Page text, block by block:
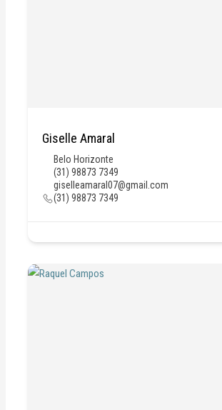
Giselle Amaral
Belo Horizonte
(31) 98873 7349
giselleamaral07@gmail.com
(31) 98873 7349